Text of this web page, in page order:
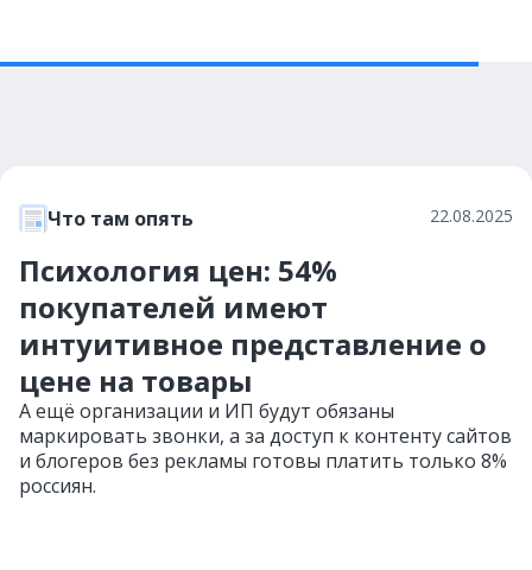
Что там опять 22.08.2025
Психология цен: 54%
покупателей имеют
интуитивное представление о
цене на товары
А ещё организации и ИП будут обязаны
маркировать звонки, а за доступ к контенту сайтов
и блогеров без рекламы готовы платить только 8%
россиян.